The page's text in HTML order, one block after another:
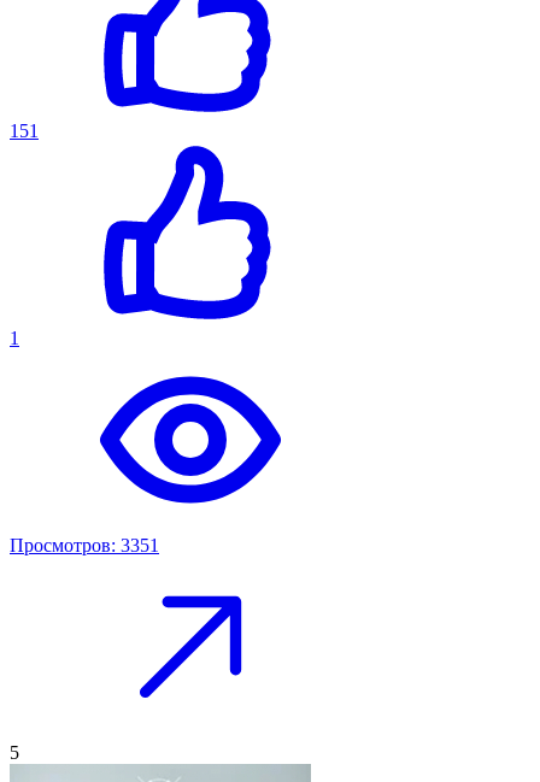
151
1
Просмотров: 3351
5